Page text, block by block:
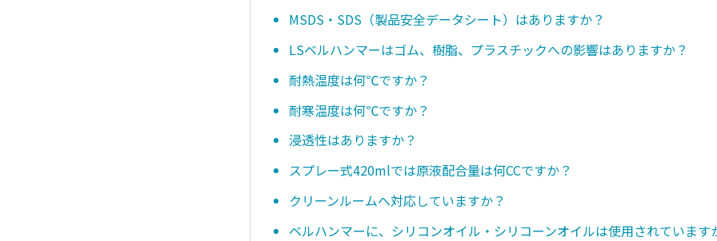
MSDS・SDS（製品安全データシート）はありますか？
LSベルハンマーはゴム、樹脂、プラスチックへの影響はありますか？
耐熱温度は何℃ですか？
耐寒温度は何℃ですか？
浸透性はありますか？
スプレー式420mlでは原液配合量は何CCですか？
クリーンルームへ対応していますか？
ベルハンマーに、シリコンオイル・シリコーンオイルは使用されています